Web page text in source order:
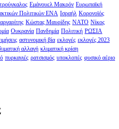
Εμάνουελ Μακρόν Ευρωπαϊκή
Πολιτικών ΕΝΑ Ισραήλ Κορονοϊός
Κώστας Μαυρίδης ΝΑΤΟ Νίκος
Ουκρανία Πανδημία Πολιτική ΡΩΣΙΑ
αστυνομική βία εκλογές εκλογές 2023
αλλαγή κλιματική κρίση
πυρκαγιές ρατσισμός υποκλοπές φυσικό αέριο